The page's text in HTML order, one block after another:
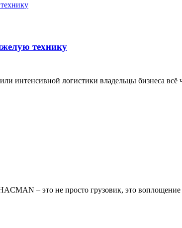
технику
интенсивной логистики владельцы бизнеса всё
– это не просто грузовик, это